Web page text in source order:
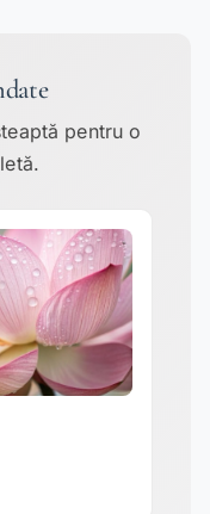
pentru o